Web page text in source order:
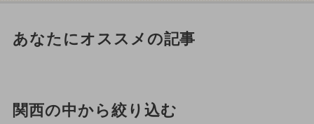
あなたにオススメの記事
関西の中から絞り込む